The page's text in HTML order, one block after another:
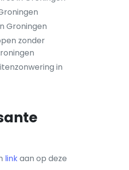
Groningen
zonder
in
linkaan op deze